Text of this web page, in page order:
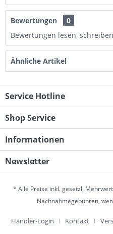
Bewertungen
0
Bewertungen lesen,
Ähnliche Artikel
Service Hotline
Shop Service
Informationen
Newsletter
* Alle Preise inkl. gesetzl.
Nachnahmegebühren,
Händler-Login Kontakt